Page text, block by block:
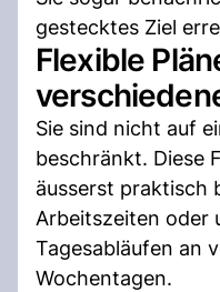
gestecktes Ziel
Flexible
Sie sind nicht auf
beschränkt. Diese
äusserst praktisch
Arbeitszeiten oder
Tagesabläufen an
Wochentagen.